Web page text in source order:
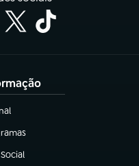
aba)
aba)
aba)